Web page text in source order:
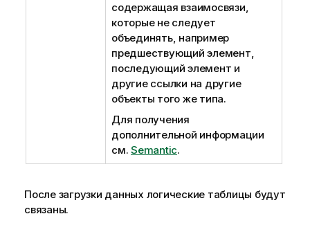
содержащая взаимосвязи,
которые не следует
объединять, например
предшествующий элемент,
последующий элемент и
другие ссылки на другие
объекты того же типа.
Для получения
дополнительной информации
см. Semantic.
После загрузки данных логические таблицы будут
связаны.